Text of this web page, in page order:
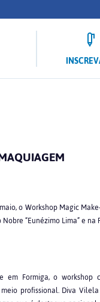
o Workshop Magic
“Eunézimo Lima” e
em Formiga, o
profissional. Diva